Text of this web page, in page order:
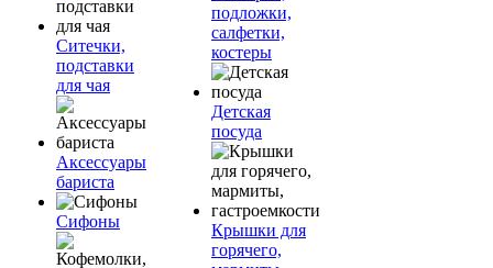
Ситечки,
подставки
для чая
Аксессуары
бариста
Сифоны
подложки,
салфетки,
костеры
Детская
посуда
Крышки для
горячего,